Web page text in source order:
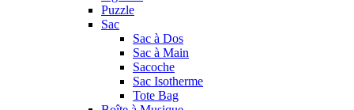
Puzzle
Sac
Sac à Dos
Sac à Main
Sacoche
Sac Isotherme
Tote Bag